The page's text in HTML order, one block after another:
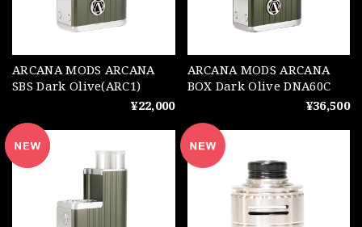
ARCANA MODS ARCANA
SBS Dark Olive(ARC1)
¥22,000
ARCANA MODS ARCANA
BOX Dark Olive DNA60C
¥36,500